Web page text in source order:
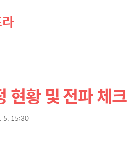
현황 및 전파 체크
5. 15:30